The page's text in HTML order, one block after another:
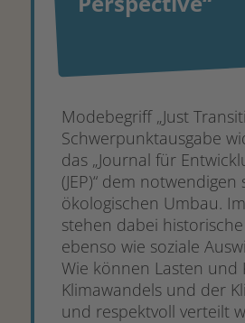
Modebegriff „Just
Schwerpunktausgabe
das „Journal für
(JEP)“ dem notwendigen
ökologischen Umbau.
stehen dabei
ebenso wie soziale
Wie können Lasten und
Klimawandels und der
und respektvoll verteilt